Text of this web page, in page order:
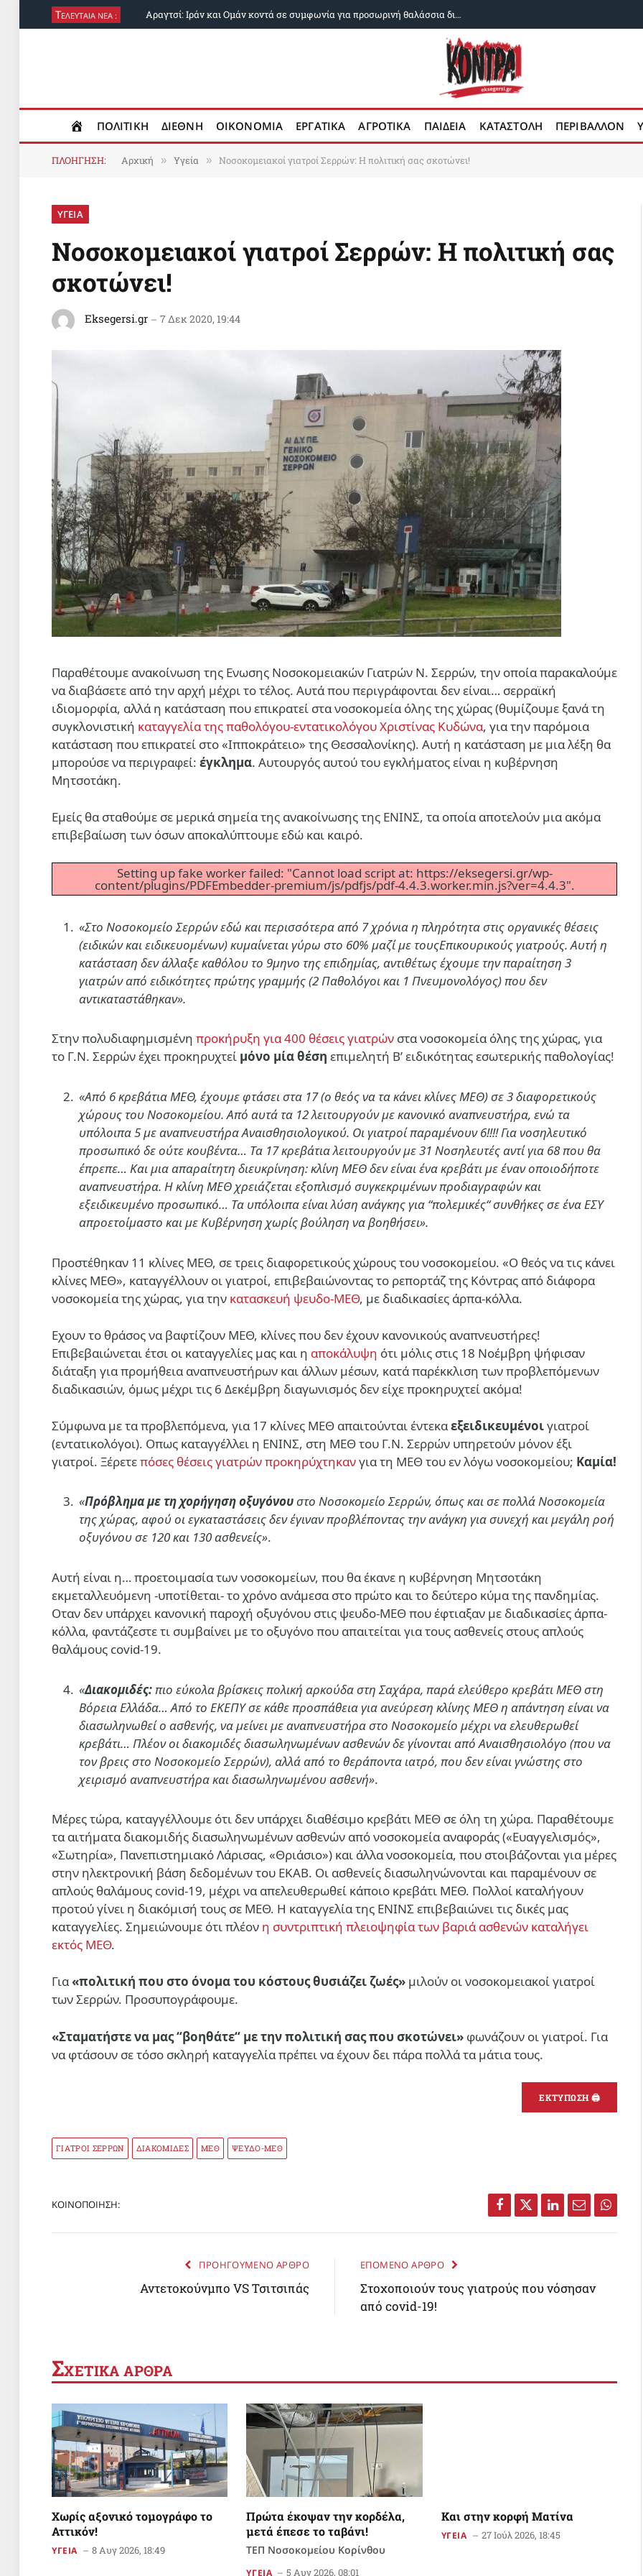
ΤΕΛΕΥΤΑΙΑ ΝΕΑ : Αραγτσί: Ιράν και Ομάν κοντά σε συμφωνία για προσωρινή θαλάσσια διαδρομή στο Στενό του Ορμούζ
ΠΟΛΙΤΙΚΗ ΔΙΕΘΝΗ ΟΙΚΟΝΟΜΙΑ ΕΡΓΑΤΙΚΑ ΑΓΡΟΤΙΚΑ ΠΑΙΔΕΙΑ ΚΑΤΑΣΤΟΛΗ ΠΕΡΙΒΑΛΛΟΝ
ΠΛΟΗΓΗΣΗ: Αρχική » Υγεία » Νοσοκομειακοί γιατροί Σερρών: Η πολιτική σας σκοτώνει!
ΥΓΕΙΑ
Νοσοκομειακοί γιατροί Σερρών: Η πολιτική σας
σκοτώνει!
Eksegersi.gr 7 Δεκ 2020, 19:44
Παραθέτουμε ανακοίνωση της Ενωσης Νοσοκομειακών Γιατρών Ν. Σερρών, την οποία παρακαλούμε
να διαβάσετε από την αρχή μέχρι το τέλος. Αυτά που περιγράφονται δεν είναι… σερραϊκή
ιδιομορφία, αλλά η κατάσταση που επικρατεί στα νοσοκομεία όλης της χώρας (θυμίζουμε ξανά τη
συγκλονιστική καταγγελία της παθολόγου-εντατικολόγου Χριστίνας Κυδώνα, για την παρόμοια
κατάσταση που επικρατεί στο «Ιπποκράτειο» της Θεσσαλονίκης). Αυτή η κατάσταση με μια λέξη θα
μπορούσε να περιγραφεί: έγκλημα. Αυτουργός αυτού του εγκλήματος είναι η κυβέρνηση
Μητσοτάκη.
Εμείς θα σταθούμε σε μερικά σημεία της ανακοίνωσης της ΕΝΙΝΣ, τα οποία αποτελούν μια ακόμα
επιβεβαίωση των όσων αποκαλύπτουμε εδώ και καιρό.
Setting up fake worker failed: "Cannot load script at: https://eksegersi.gr/wp-
content/plugins/PDFEmbedder-premium/js/pdfjs/pdf-4.4.3.worker.min.js?ver=4.4.3".
«Στο Νοσοκομείο Σερρών εδώ και περισσότερα από 7 χρόνια η πληρότηταστις οργανικές θέσεις
(ειδικών και ειδικευομένων) κυμαίνεται γύρω στο 60% μαζί με τουςΕπικουρικούς γιατρούς. Αυτή η
κατάσταση δεν άλλαξε καθόλου το 9μηνο της επιδημίας, αντιθέτως έχουμε την παραίτηση 3
γιατρών από ειδικότητες πρώτης γραμμής (2 Παθολόγοι και 1 Πνευμονολόγος) που δεν
αντικαταστάθηκαν».
Στην πολυδιαφημισμένη προκήρυξη για 400 θέσεις γιατρών στα νοσοκομεία όλης της χώρας, για
το Γ.Ν. Σερρών έχει προκηρυχτεί μόνο μία θέση επιμελητή Β’ ειδικότητας εσωτερικής παθολογίας!
«Από 6 κρεβάτια ΜΕΘ, έχουμε φτάσει στα 17 (ο θεός να τα κάνει κλίνες ΜΕΘ) σε 3διαφορετικούς
χώρους του Νοσοκομείου. Από αυτά τα 12 λειτουργούν με κανονικό αναπνευστήρα, ενώ τα
υπόλοιπα 5 με αναπνευστήρα Αναισθησιολογικού. Οι γιατροί παραμένουν 6!!!! Για νοσηλευτικό
προσωπικό δε ούτε κουβέντα… Τα 17 κρεβάτια λειτουργούν με 31 Νοσηλευτές αντί για 68 που θα
έπρεπε… Και μια απαραίτητη διευκρίνηση: κλίνη ΜΕΘ δεν είναι ένα κρεβάτι με έναν οποιοδήποτε
αναπνευστήρα. Η κλίνη ΜΕΘ χρειάζεται εξοπλισμό συγκεκριμένων προδιαγραφών και
εξειδικευμένο προσωπικό… Τα υπόλοιπα είναι λύση ανάγκης για “πολεμικές“ συνθήκες σε ένα ΕΣΥ
απροετοίμαστο και με Κυβέρνηση χωρίς βούληση να βοηθήσει».
Προστέθηκαν 11 κλίνες ΜΕΘ, σε τρεις διαφορετικούς χώρους του νοσοκομείου. «Ο θεός να τις κάνει
κλίνες ΜΕΘ», καταγγέλλουν οι γιατροί, επιβεβαιώνοντας το ρεπορτάζ της Κόντρας από διάφορα
νοσοκομεία της χώρας, για την κατασκευή ψευδο-ΜΕΘ, με διαδικασίες άρπα-κόλλα.
Εχουν το θράσος να βαφτίζουν ΜΕΘ, κλίνες που δεν έχουν κανονικούς αναπνευστήρες!
Επιβεβαιώνεται έτσι οι καταγγελίες μας και η αποκάλυψη ότι μόλις στις 18 Νοέμβρη ψήφισαν
διάταξη για προμήθεια αναπνευστήρων και άλλων μέσων, κατά παρέκκλιση των προβλεπόμενων
διαδικασιών, όμως μέχρι τις 6 Δεκέμβρη διαγωνισμός δεν είχε προκηρυχτεί ακόμα!
Σύμφωνα με τα προβλεπόμενα, για 17 κλίνες ΜΕΘ απαιτούνται έντεκαεξειδικευμένοιγιατροί
(εντατικολόγοι). Οπως καταγγέλλει η ΕΝΙΝΣ, στη ΜΕΘ του Γ.Ν. Σερρών υπηρετούν μόνον έξι
γιατροί. Ξέρετεπόσες θέσεις γιατρών προκηρύχτηκανγια τη ΜΕΘ του εν λόγω νοσοκομείου; Καμία!
«Πρόβλημα με τη χορήγηση οξυγόνουστο Νοσοκομείο Σερρών, όπως και σε πολλά Νοσοκομεία
της χώρας, αφού οι εγκαταστάσεις δεν έγιναν προβλέποντας την ανάγκη για συνεχή και μεγάλη ροή
οξυγόνου σε 120 και 130 ασθενείς».
Αυτή είναι η… προετοιμασία των νοσοκομείων, που θα έκανε η κυβέρνηση Μητσοτάκη
εκμεταλλευόμενη -υποτίθεται- το χρόνο ανάμεσα στο πρώτο και το δεύτερο κύμα της πανδημίας.
Οταν δεν υπάρχει κανονική παροχή οξυγόνου στις ψευδο-ΜΕΘ που έφτιαξαν με διαδικασίες άρπα-
κόλλα, φαντάζεστε τι συμβαίνει με το οξυγόνο που απαιτείται για τους ασθενείς στους απλούς
θαλάμους covid-19.
«Διακομιδές: πιο εύκολα βρίσκεις πολική αρκούδα στη Σαχάρα, παρά ελεύθερο κρεβάτι ΜΕΘ στη
Βόρεια Ελλάδα… Από το ΕΚΕΠΥ σε κάθε προσπάθεια για ανεύρεση κλίνης ΜΕΘ η απάντηση είναι να
διασωληνωθεί ο ασθενής, να μείνει με αναπνευστήρα στο Νοσοκομείο μέχρι να ελευθερωθεί
κρεβάτι… Πλέον οι διακομιδές διασωληνωμένων ασθενών δε γίνονται από Αναισθησιολόγο (που να
τον βρεις στο Νοσοκομείο Σερρών), αλλά από το θεράποντα ιατρό, που δεν είναι γνώστης στο
χειρισμό αναπνευστήρα και διασωληνωμένου ασθενή».
Μέρες τώρα, καταγγέλλουμε ότι δεν υπάρχει διαθέσιμο κρεβάτι ΜΕΘ σε όλη τη χώρα. Παραθέτουμε
τα αιτήματα διακομιδής διασωληνωμένων ασθενών από νοσοκομεία αναφοράς («Ευαγγελισμός»,
«Σωτηρία», Πανεπιστημιακό Λάρισας, «Θριάσιο») και άλλα νοσοκομεία, που στοιβάζονται για μέρες
στην ηλεκτρονική βάση δεδομένων του ΕΚΑΒ. Οι ασθενείς διασωληνώνονται και παραμένουν σε
απλούς θαλάμους covid-19, μέχρι να απελευθερωθεί κάποιο κρεβάτι ΜΕΘ. Πολλοί καταλήγουν
προτού γίνει η διακόμισή τους σε ΜΕΘ. Η καταγγελία της ΕΝΙΝΣ επιβεβαιώνει τις δικές μας
καταγγελίες. Σημειώνουμε ότι πλέον η συντριπτική πλειοψηφία των βαριά ασθενών καταλήγει
εκτός ΜΕΘ.
Για«πολιτική που στο όνομα του κόστους θυσιάζει ζωές» μιλούν οι νοσοκομειακοί γιατροί
των Σερρών. Προσυπογράφουμε.
«Σταματήστε να μας “βοηθάτε“ με την πολιτική σας που σκοτώνει» φωνάζουν οι γιατροί. Για
να φτάσουν σε τόσο σκληρή καταγγελία πρέπει να έχουν δει πάρα πολλά τα μάτια τους.
ΕΚΤΥΠΩΣΗ 🖨
ΓΙΑΤΡΟΙ ΣΕΡΡΩΝ ΔΙΑΚΟΜΙΔΕΣ ΜΕΘ ΨΕΥΔΟ-ΜΕΘ
ΚΟΙΝΟΠΟΙΗΣΗ:
Facebook
TwitterLinkedIn
Email
ΠΡΟΗΓΟΥΜΕΝΟ ΑΡΘΡΟ
Αντετοκούνμπο VS Τσιτσιπάς
ΕΠΟΜΕΝΟ ΑΡΘΡΟ
Στοχοποιούν τους γιατρούς που νόσησαν
από covid-19!
ΣΧΕΤΙΚΑ ΑΡΘΡΑ
Χωρίς αξονικό τομογράφο το
Αττικόν!
ΥΓΕΙΑ 8 Αυγ 2026, 18:49
Πρώτα έκοψαν την κορδέλα,
μετά έπεσε το ταβάνι!
ΤΕΠ Νοσοκομείου Κορίνθου
ΥΓΕΙΑ 5 Αυγ 2026, 08:01
Kαι στην κορφή Ματίνα
ΥΓΕΙΑ 27 Ιούλ 2026, 18:45